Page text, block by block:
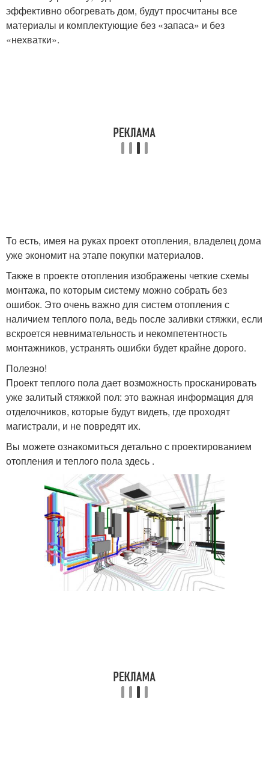
эффективно обогревать дом, будут просчитаны все
материалы и комплектующие без «запаса» и без
«нехватки».
То есть, имея на руках проект отопления, владелец дома
уже экономит на этапе покупки материалов.
Также в проекте отопления изображены четкие схемы
монтажа, по которым систему можно собрать без
ошибок. Это очень важно для систем отопления с
наличием теплого пола, ведь после заливки стяжки, если
вскроется невнимательность и некомпетентность
монтажников, устранять ошибки будет крайне дорого.
Полезно!
Проект теплого пола дает возможность просканировать
уже залитый стяжкой пол: это важная информация для
отделочников, которые будут видеть, где проходят
магистрали, и не повредят их.
Вы можете ознакомиться детально с проектированием
отопления и теплого пола здесь .